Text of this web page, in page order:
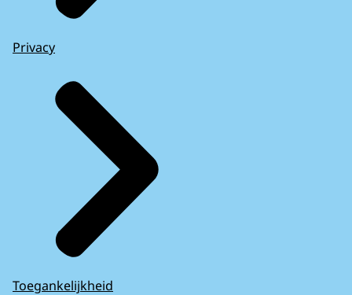
Privacy
Toegankelijkheid